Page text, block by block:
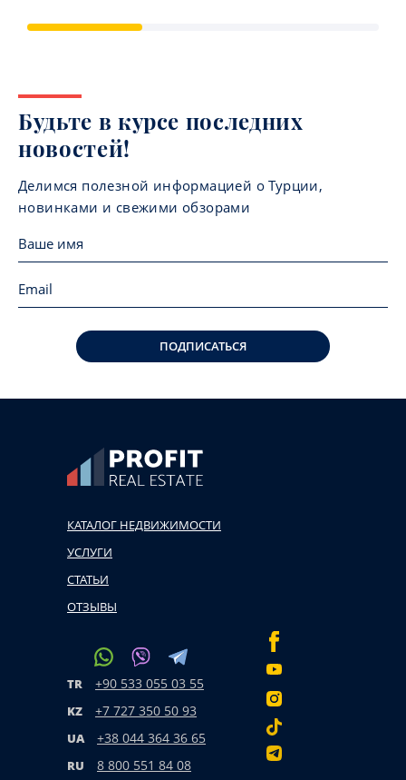
Будьте в курсе последних
новостей!
Делимся полезной информацией о Турции,
новинками и свежими обзорами
ПОДПИСАТЬСЯ
КАТАЛОГ НЕДВИЖИМОСТИ
УСЛУГИ
СТАТЬИ
ОТЗЫВЫ
TR +90 533 055 03 55
KZ +7 727 350 50 93
UA +38 044 364 36 65
RU 8 800 551 84 08